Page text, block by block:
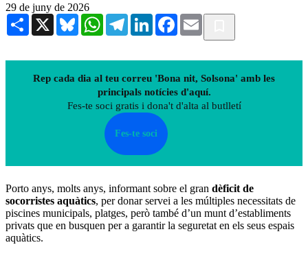
29 de juny de 2026
Share X BlueskyWhatsAppTelegramLinkedInFacebook
Email
Rep cada dia al teu correu 'Bona nit, Solsona' amb les
principals notícies d'aquí.
Fes-te soci gratis i dona't d'alta al butlletí
Fes-te soci
Porto anys, molts anys, informant sobre el gran dèficit de
socorristes aquàtics, per donar servei a les múltiples necessitats de
piscines municipals, platges, però també d’un munt d’establiments
privats que en busquen per a garantir la seguretat en els seus espais
aquàtics.